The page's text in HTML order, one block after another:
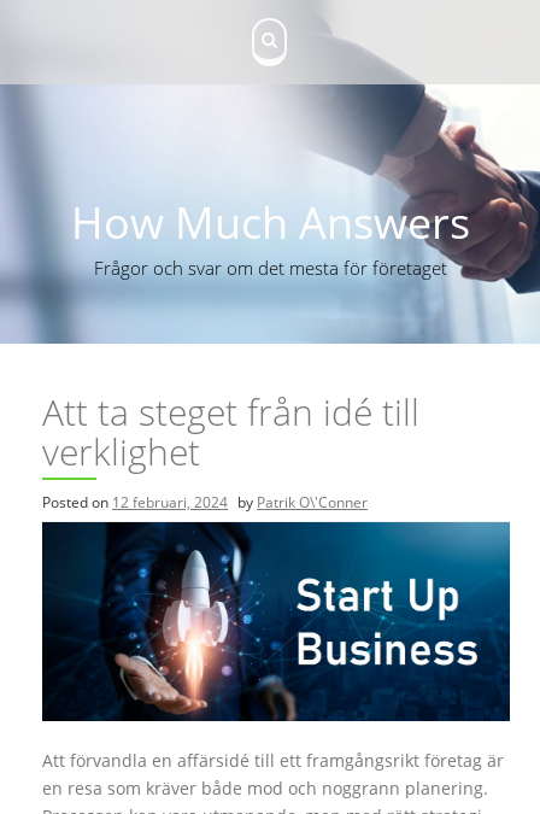
p
n
t
How Much Answers
Frågor och svar om det mesta för företaget
Att ta steget från idé till
verklighet
Posted on 12 februari, 2024 by Patrik O\'Conner
Att förvandla en affärsidé till ett framgångsrikt företag är
en resa som kräver både mod och noggrann planering.